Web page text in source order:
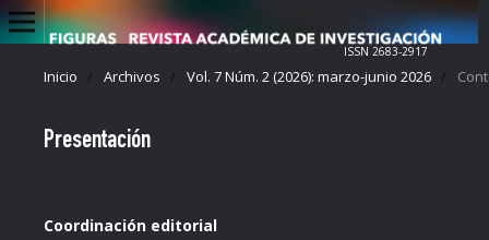
ISSN 2683-2917
Inicio / Archivos / Vol. 7 Núm. 2 (2026): marzo-junio 2026 /
Presentación
Coordinación editorial